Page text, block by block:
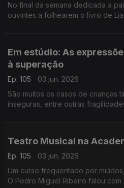
No final da semana dedicada a
ouvintes a folhearem o livro de
Em estúdio: As
à superação
Ep. 105
03 jun. 2026
São muitos os casos de crianças
inseguras, entre outras
Teatro Musical na
Ep. 105
03 jun. 2026
Um curso frequentado por
O Pedro Miguel Ribeiro falou com